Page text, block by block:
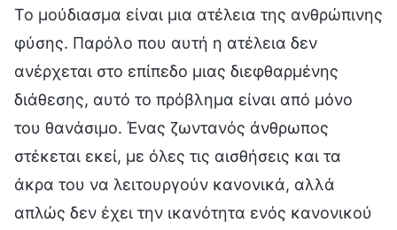
Το μούδιασμα είναι μια ατέλεια της ανθρώπινης
φύσης. Παρόλο που αυτή η ατέλεια δεν
ανέρχεται στο επίπεδο μιας διεφθαρμένης
διάθεσης, αυτό το πρόβλημα είναι από μόνο
του θανάσιμο. Ένας ζωντανός άνθρωπος
στέκεται εκεί, με όλες τις αισθήσεις και τα
άκρα του να λειτουργούν κανονικά, αλλά
απλώς δεν έχει την ικανότητα ενός κανονικού